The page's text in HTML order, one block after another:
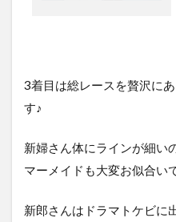
3着目は総レースを贅沢に
す♪
新婦さん体にラインが細い
マーメイドも大変お似合い
新郎さんはドラマトケビに